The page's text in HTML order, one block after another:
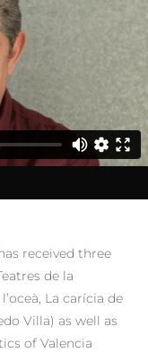
received three
de la
La carícia de
Villa) as well as
of Valencia